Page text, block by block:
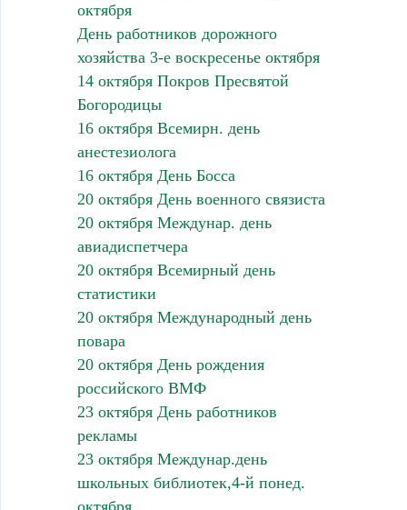
октября
День работников дорожного
хозяйства 3-е воскресенье октября
14 октября Покров Пресвятой
Богородицы
16 октября Всемирн. день
анестезиолога
16 октября День Босса
20 октября День военного связиста
20 октября Междунар. день
авиадиспетчера
20 октября Всемирный день
статистики
20 октября Международный день
повара
20 октября День рождения
российского ВМФ
23 октября День работников
рекламы
23 октября Междунар.день
школьных библиотек,4-й понед.
октября